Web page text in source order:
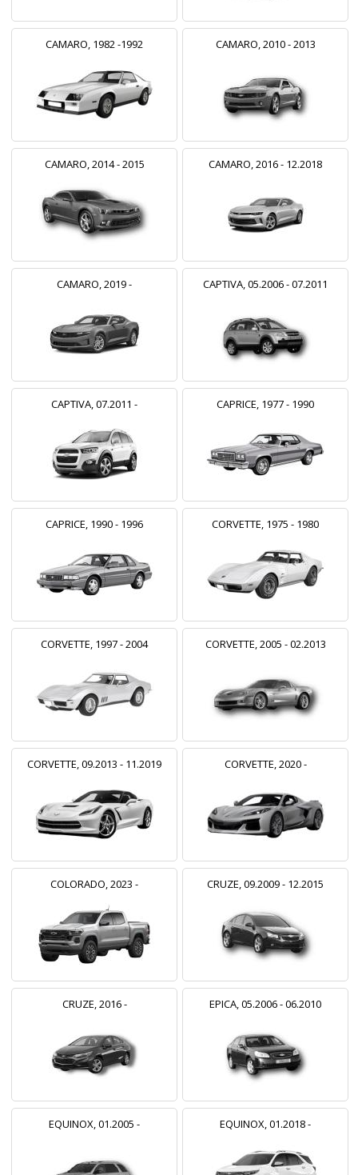
CAMARO, 1982 -1992 CAMARO, 2010 - 2013
CAMARO, 2014 - 2015 CAMARO, 2016 - 12.2018
CAMARO, 2019 - CAPTIVA, 05.2006 - 07.2011
CAPTIVA, 07.2011 - CAPRICE, 1977 - 1990
CAPRICE, 1990 - 1996 CORVETTE, 1975 - 1980
CORVETTE, 1997 - 2004 CORVETTE, 2005 - 02.2013
CORVETTE, 09.2013 - 11.2019 CORVETTE, 2020 -
COLORADO, 2023 - CRUZE, 09.2009 - 12.2015
CRUZE, 2016 - EPICA, 05.2006 - 06.2010
EQUINOX, 01.2005 - EQUINOX, 01.2018 -